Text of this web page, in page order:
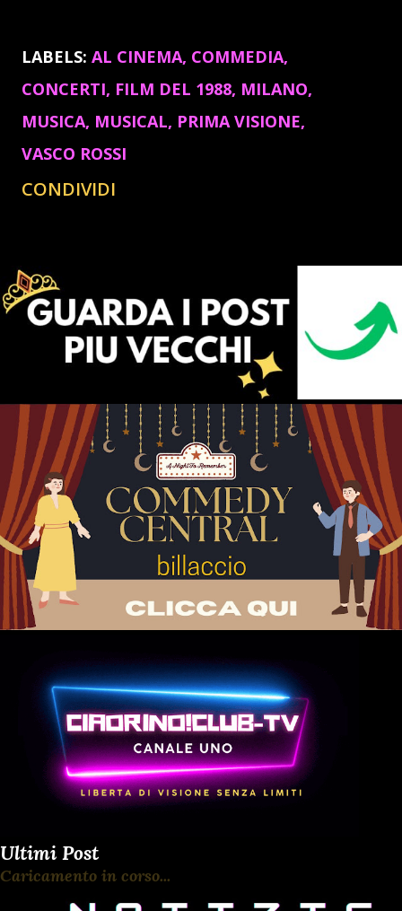
LABELS: AL CINEMA COMMEDIA
CONCERTI FILM DEL 1988 MILANO
MUSICA MUSICAL PRIMA VISIONE
VASCO ROSSI
CONDIVIDI
Ultimi Post
Caricamento in corso...